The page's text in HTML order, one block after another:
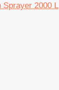
Sprayer 2000 L